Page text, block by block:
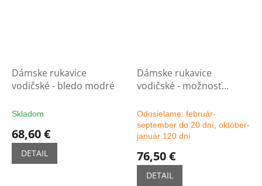
Dámske rukavice
vodičské - bledo modré
Skladom
68,60 €
DETAIL
Dámske rukavice
vodičské - možnosť
Odosielame: február-
september do 20 dní, október-
január 120 dní
76,50 €
DETAIL